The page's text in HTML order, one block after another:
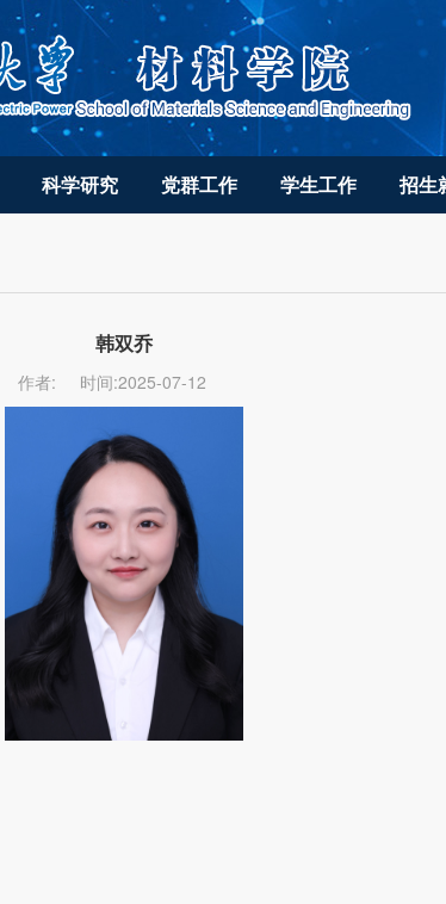
科学研究 党群工作 学生工作 招生
韩双乔
作者: 时间:2025-07-12